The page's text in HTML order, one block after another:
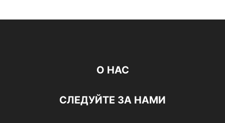
О НАС
СЛЕДУЙТЕ ЗА НАМИ